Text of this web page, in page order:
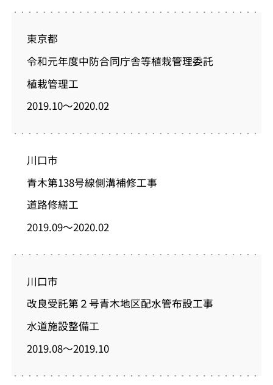
東京都
令和元年度中防合同庁舎等植栽管理委託
植栽管理工
2019.10～2020.02
川口市
青木第138号線側溝補修工事
道路修繕工
2019.09～2020.02
川口市
改良受託第２号青木地区配水管布設工事
水道施設整備工
2019.08～2019.10